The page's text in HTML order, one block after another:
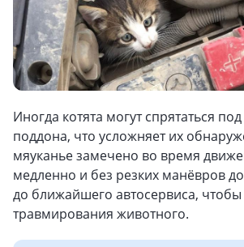
Иногда котята могут спрятаться
поддона, что усложняет их
мяуканье замечено во время
медленно и без резких манёвров
до ближайшего автосервиса,
травмирования животного.